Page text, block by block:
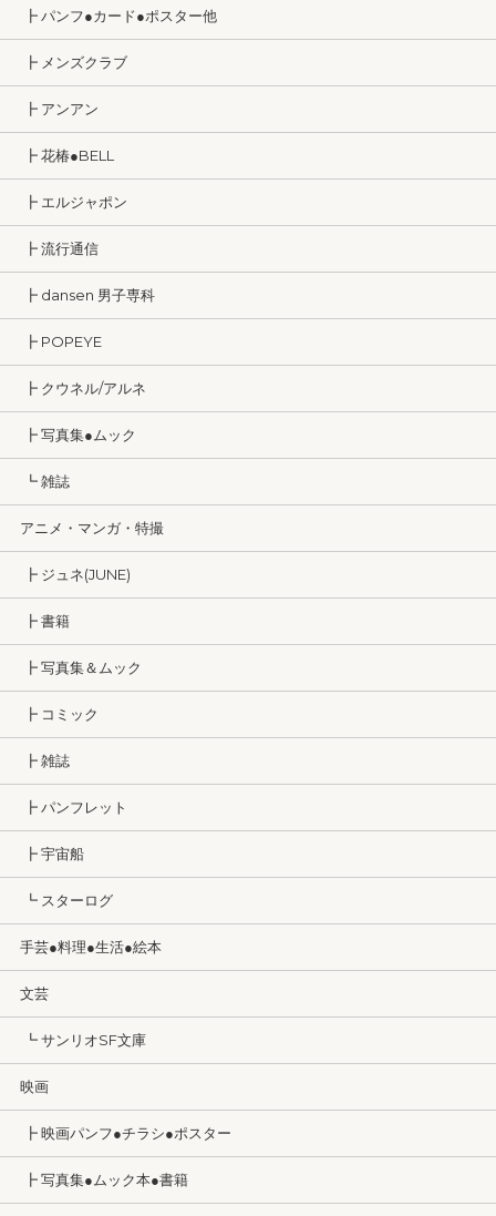
┣ パンフ●カード●ポスター他
┣ メンズクラブ
┣ アンアン
┣ 花椿●BELL
┣ エルジャポン
┣ 流行通信
┣ dansen 男子専科
┣ POPEYE
┣ クウネル/アルネ
┣ 写真集●ムック
┗ 雑誌
アニメ・マンガ・特撮
┣ ジュネ(JUNE)
┣ 書籍
┣ 写真集＆ムック
┣ コミック
┣ 雑誌
┣ パンフレット
┣ 宇宙船
┗ スターログ
手芸●料理●生活●絵本
文芸
┗ サンリオSF文庫
映画
┣ 映画パンフ●チラシ●ポスター
┣ 写真集●ムック本●書籍